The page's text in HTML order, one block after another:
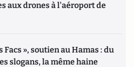
aux drones à l'aéroport de
Facs », soutien au Hamas : du
slogans, la même haine